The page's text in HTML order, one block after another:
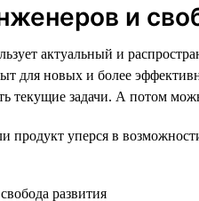
и
актуальный и
для новых и более
задачи. А потом
уперся в